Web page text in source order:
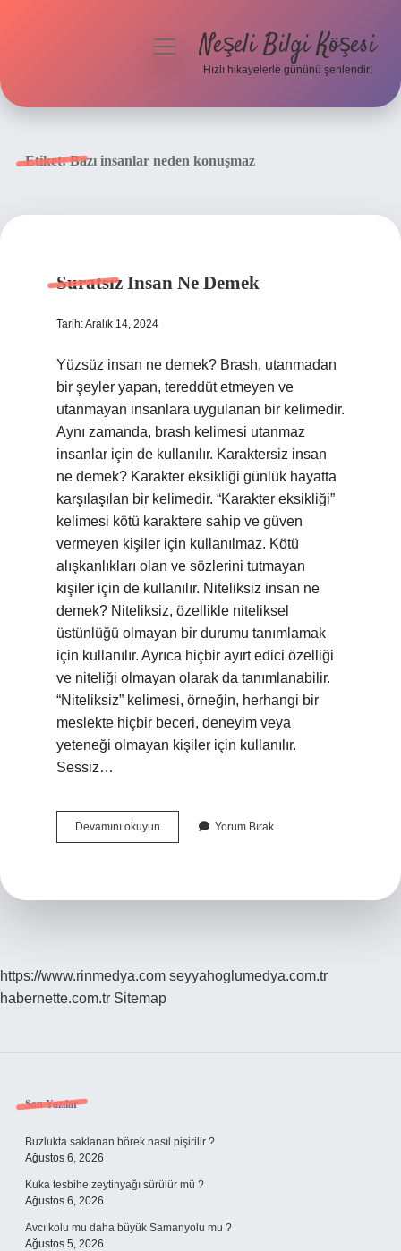
menüyüNeşeli Bilgi Köşesi
Hızlı hikayelerle gününü şenlendir!
Etiket:Bazı insanlar neden konuşmaz
Suratsız Insan Ne Demek
Tarih: Aralık 14, 2024
Yüzsüz insan ne demek? Brash, utanmadan
bir şeyler yapan, tereddüt etmeyen ve
utanmayan insanlara uygulanan bir kelimedir.
Aynı zamanda, brash kelimesi utanmaz
insanlar için de kullanılır. Karaktersiz insan
ne demek? Karakter eksikliği günlük hayatta
karşılaşılan bir kelimedir. “Karakter eksikliği”
kelimesi kötü karaktere sahip ve güven
vermeyen kişiler için kullanılmaz. Kötü
alışkanlıkları olan ve sözlerini tutmayan
kişiler için de kullanılır. Niteliksiz insan ne
demek? Niteliksiz, özellikle niteliksel
üstünlüğü olmayan bir durumu tanımlamak
için kullanılır. Ayrıca hiçbir ayırt edici özelliği
ve niteliği olmayan olarak da tanımlanabilir.
“Niteliksiz” kelimesi, örneğin, herhangi bir
meslekte hiçbir beceri, deneyim veya
yeteneği olmayan kişiler için kullanılır.
Sessiz…
Devamını okuyun
Insan
Yorum Bırak
https://www.rinmedya.com seyyahoglumedya.com.tr
habernette.com.tr Sitemap
Sidebar
Son Yazılar
Buzlukta saklanan börek nasıl pişirilir ?
Ağustos 6, 2026
Kuka tesbihe zeytinyağı sürülür mü ?
Ağustos 6, 2026
Avcı kolu mu daha büyük Samanyolu mu ?
Ağustos 5, 2026